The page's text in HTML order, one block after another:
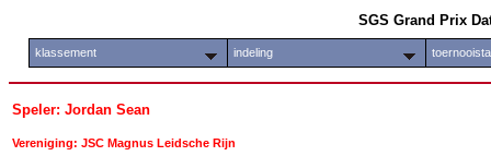
SGS Grand Prix
klassement indeling
Speler: Jordan Sean
Vereniging: JSC Magnus Leidsche Rijn